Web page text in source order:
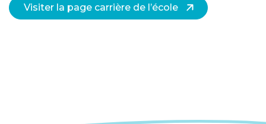
Visiter la page carrière de l’école